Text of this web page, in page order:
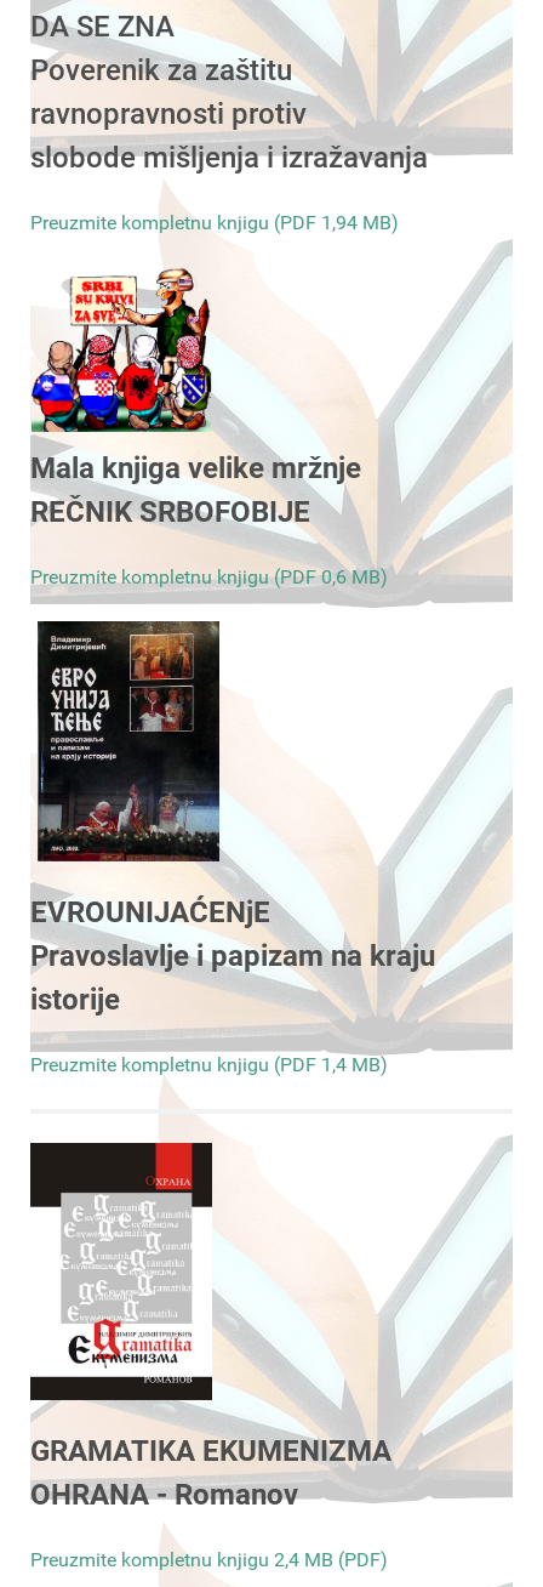
DA SE ZNA
Poverenik za zaštitu
ravnopravnosti protiv
slobode mišljenja i izražavanja
Preuzmite kompletnu knjigu (PDF 1,94 MB)
Mala knjiga velike mržnje
REČNIK SRBOFOBIJE
Preuzmite kompletnu knjigu (PDF 0,6 MB)
EVROUNIJAĆENjE
Pravoslavlje i papizam na kraju
istorije
Preuzmite kompletnu knjigu (PDF 1,4 MB)
GRAMATIKA EKUMENIZMA
OHRANA - Romanov
Preuzmite kompletnu knjigu 2,4 MB (PDF)